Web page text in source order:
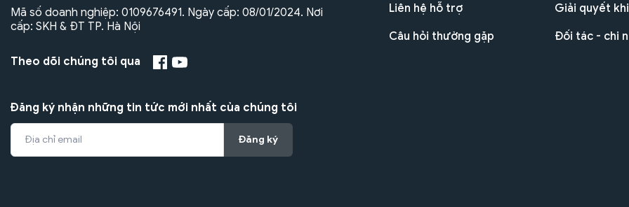
Mã số doanh nghiệp: 0109676491. Ngày cấp: 08/01/2024. Nơi
cấp: SKH & ĐT TP. Hà Nội
Theo dõi chúng tôi qua
Đăng ký nhận những tin tức mới nhất của chúng tôi
Đăng ký
Liên hệ hỗ trợ
Câu hỏi thường gặp
Giải quyết
Đối tác - chi